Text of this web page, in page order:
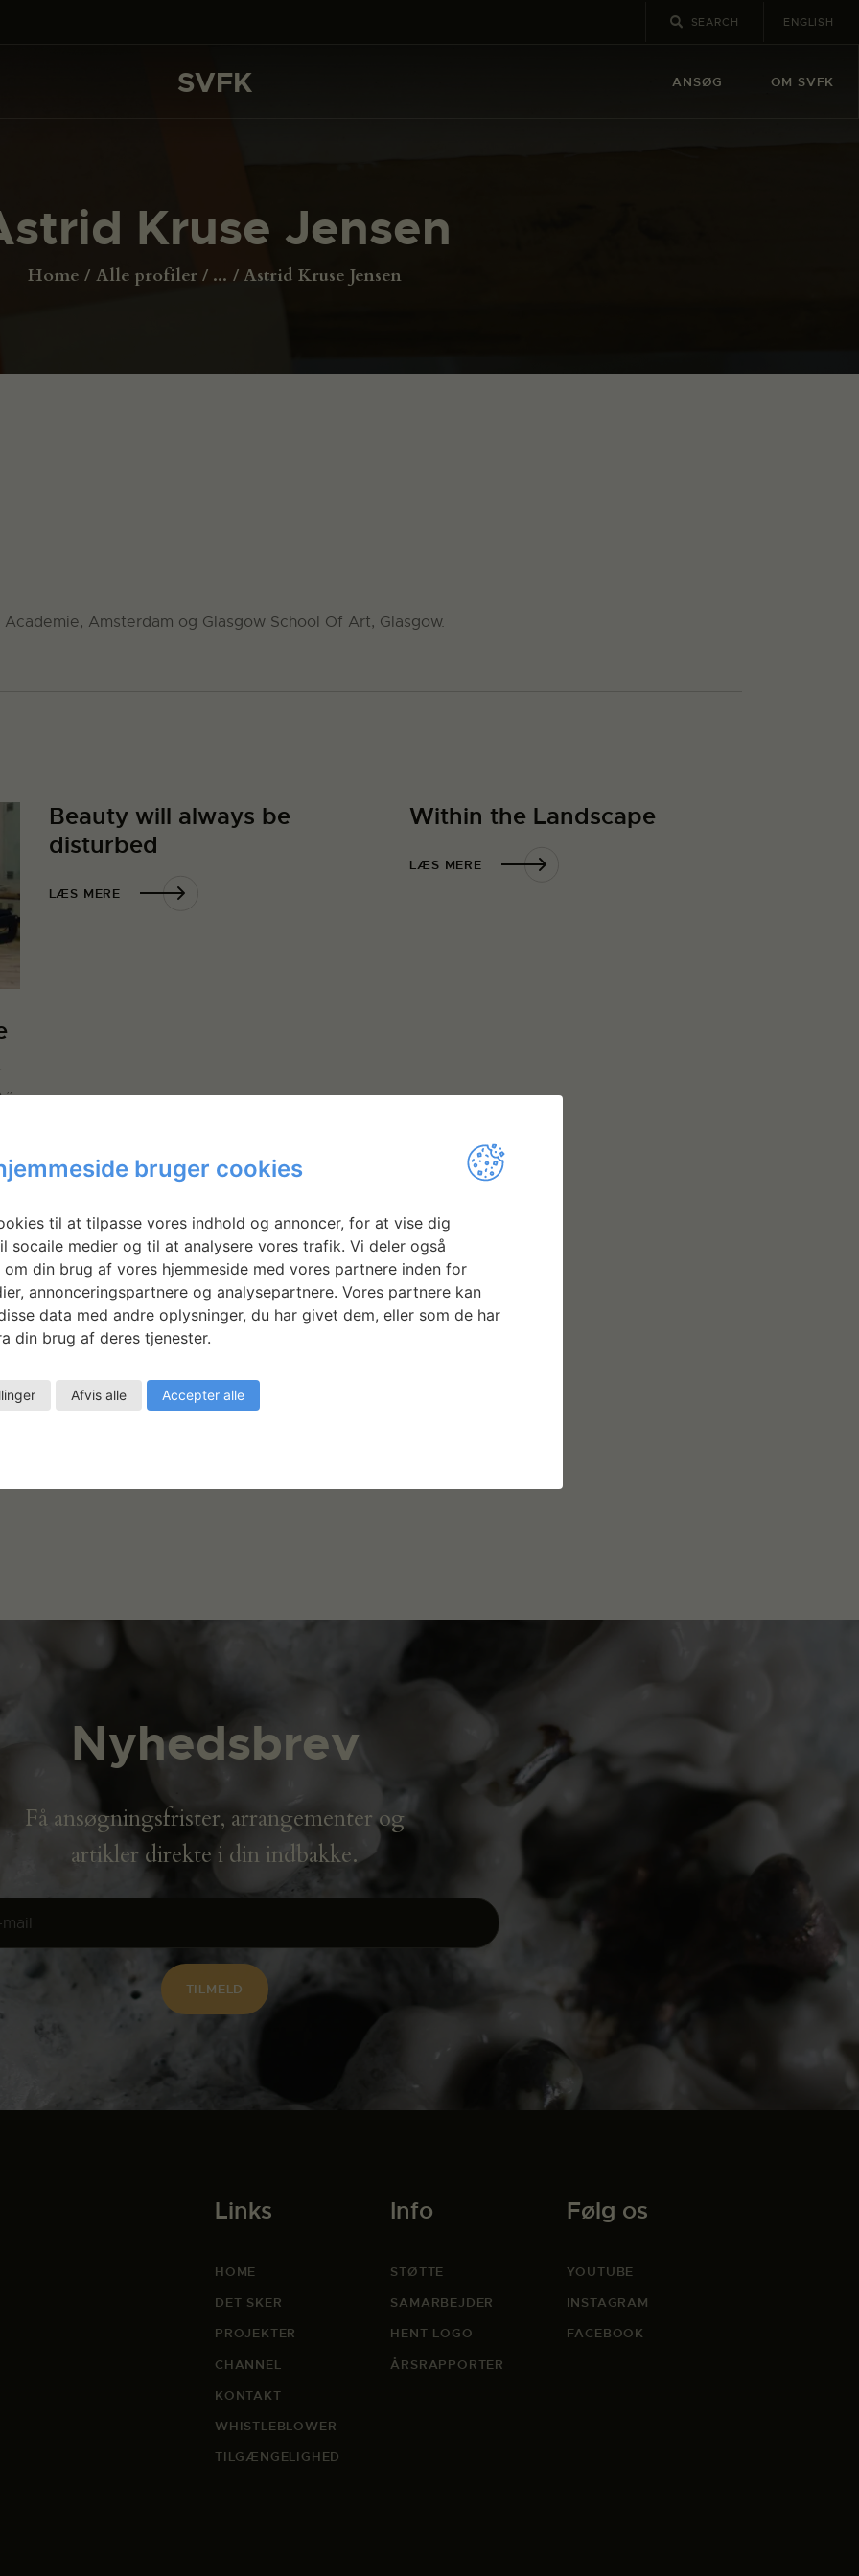
ENGLISH
SVFK ANSØG OM SVFK
Kruse Jensen
Home Alle profiler ... Astrid Kruse Jensen
SVFK
PROJEKTER
OM SVFK
ENGLISH
Amsterdam og Glasgow School Of Art, Glasgow.
Beauty will always be
disturbed
LÆS MERE
Within the Landscape
LÆS MERE
Nyhedsbrev
Få ansøgningsfrister, arrangementer og
artikler direkte i din indbakke.
Links
HOME
DET SKER
PROJEKTER
CHANNEL
KONTAKT
WHISTLEBLOWER
TILGÆNGELIGHED
Info
STØTTE
SAMARBEJDER
HENT LOGO
ÅRSRAPPORTER
Følg os
YOUTUBE
INSTAGRAM
FACEBOOK
bruger cookies
til at tilpasse vores indhold og annoncer, for at vise dig
socaile medier og til at analysere vores trafik. Vi deler også
din brug af vores hjemmeside med vores partnere inden for
annonceringspartnere og analysepartnere. Vores partnere kan
data med andre oplysninger, du har givet dem, eller som de har
din brug af deres tjenester.
Afvis alle Accepter alle